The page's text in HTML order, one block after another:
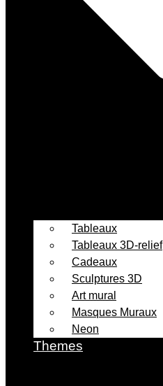
Tableaux
Tableaux 3D-relief
Cadeaux
Sculptures 3D
Art mural
Masques Muraux
Neon
Themes